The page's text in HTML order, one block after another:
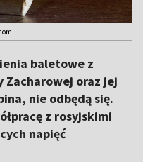
baletowe z
Zacharowej oraz jej
nie odbędą się.
z rosyjskimi
napięć